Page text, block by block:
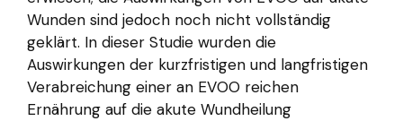
Wunden sind jedoch noch nicht vollständig
geklärt. In dieser Studie wurden die
Auswirkungen der kurzfristigen und langfristigen
Verabreichung einer an EVOO reichen
Ernährung auf die akute Wundheilung